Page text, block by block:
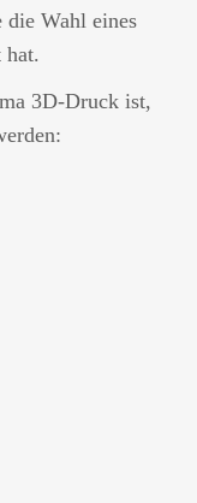
die Wahl eines
3D-Druck ist,